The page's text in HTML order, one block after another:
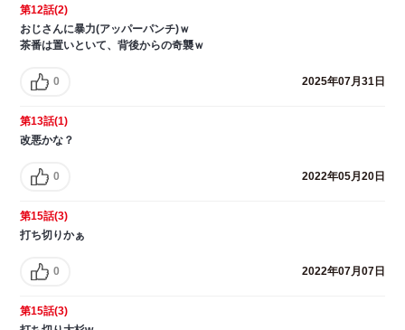
第12話(2)
おじさんに暴力(アッパーパンチ)ｗ
茶番は置いといて、背後からの奇襲ｗ
0 2025年07月31日
第13話(1)
改悪かな？
0 2022年05月20日
第15話(3)
打ち切りかぁ
0 2022年07月07日
第15話(3)